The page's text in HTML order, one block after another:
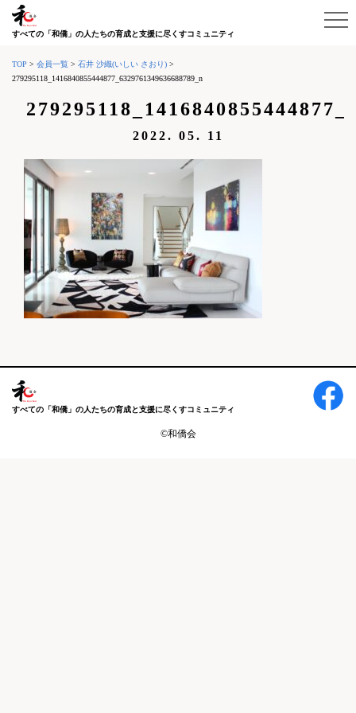
すべての「和僑」の人たちの育成と支援に尽くすコミュニティ
TOP > 会員一覧 > 石井 沙織(いしい さおり) >
279295118_1416840855444877_6329761349636688789_n
2022. 05. 11
すべての「和僑」の人たちの育成と支援に尽くすコミュニティ
©和僑会